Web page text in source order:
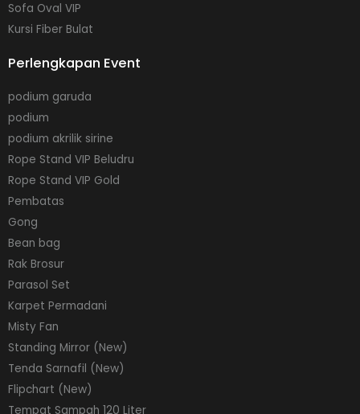
Sofa Oval VIP
Kursi Fiber Bulat
Perlengkapan Event
podium garuda
podium
podium akrilik sirine
Rope Stand VIP Beludru
Rope Stand VIP Gold
Pembatas
Gong
Bean bag
Rak Brosur
Parasol Set
Karpet Permadani
Misty Fan
Standing Mirror (New)
Tenda Sarnafil (New)
Flipchart (New)
Tempat Sampah 120 Liter